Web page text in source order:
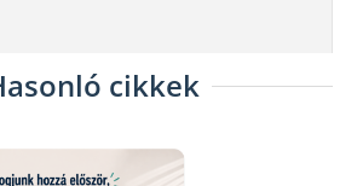
cikkek